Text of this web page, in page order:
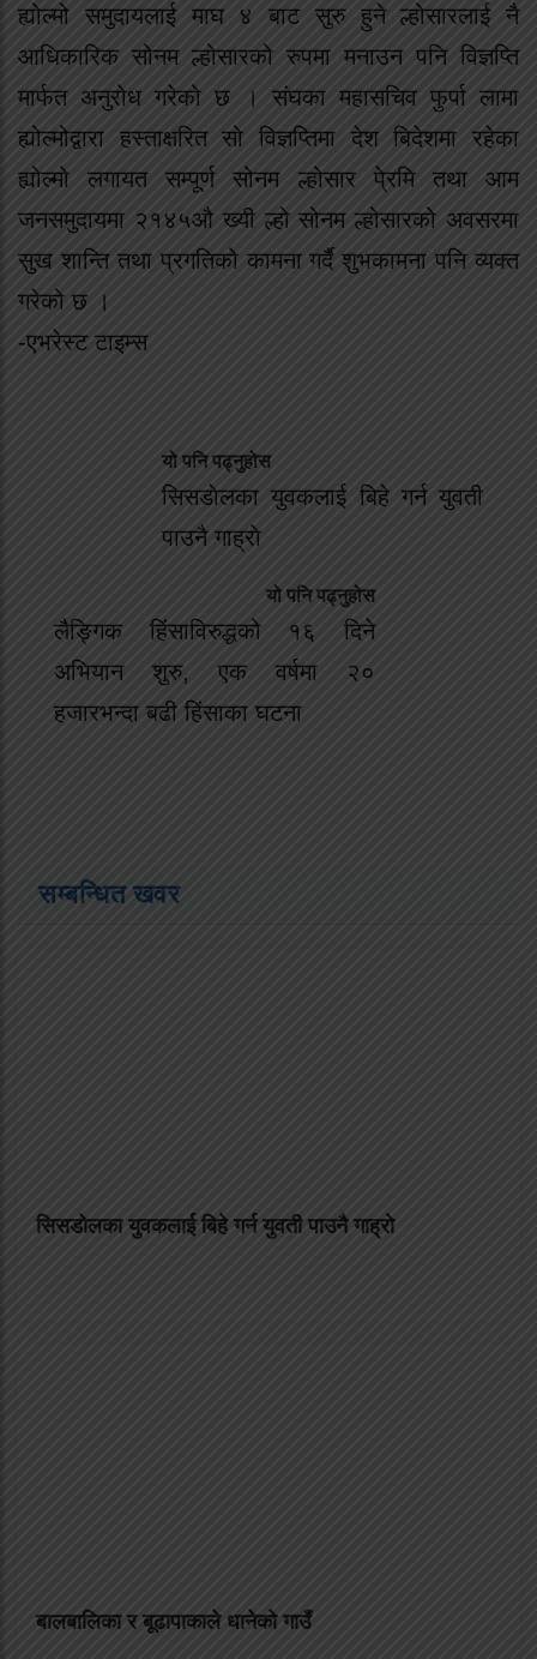
ह्योल्मो समुदायलाई माघ ४ बाट सुरु हुने ल्होसारलाई नै
आधिकारिक सोनम ल्होसारको रुपमा मनाउन पनि विज्ञप्ति
मार्फत अनुरोध गरेको छ । संघका महासचिव फुर्पा लामा
ह्योल्मोद्वारा हस्ताक्षरित सो विज्ञप्तिमा देश बिदेशमा रहेका
ह्योल्मो लगायत सम्पूर्ण सोनम ल्होसार पे्रमि तथा आम
जनसमुदायमा २१४५औ ख्यी ल्हो सोनम ल्होसारको अवसरमा
सुख शान्ति तथा प्रगतिको कामना गर्दै शुभकामना पनि व्यक्त
गरेको छ ।
-एभरेस्ट टाइम्स
यो पनि पढ्नुहोस
सिसडाेलका युवकलाई बिहे गर्न युवती
पाउनै गाह्राे
यो पनि पढ्नुहोस
लैङ्गिक हिंसाविरुद्धको १६ दिने
अभियान शुरु, एक वर्षमा २०
हजारभन्दा बढी हिंसाका घटना
सम्बन्धित खवर
सिसडाेलका युवकलाई बिहे गर्न युवती पाउनै गाह्राे
बालबालिका र बूढापाकाले धानेको गाउँ